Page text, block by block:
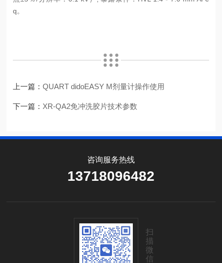
q。
上一篇：QUART didoEASY M剂量计操作使用
下一篇： XR-QA2免冲洗胶片技术参数
咨询服务热线
13718096482
扫
描
微
信